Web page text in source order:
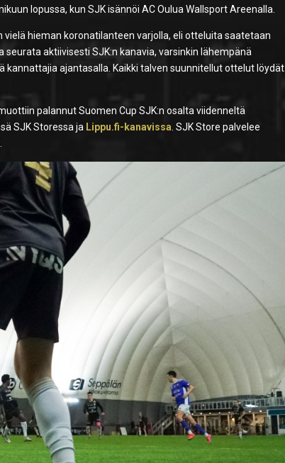
lopussa, kun SJK isännöi AC Oulua Wallsport Areenalla.
hieman koronatilanteen varjolla, eli otteluita saatetaan
aktiivisesti SJK:n kanavia, varsinkin lähempänä
kannattajia ajantasalla. Kaikki talven suunnitellut ottelut löydät
palannut Suomen Cup SJK:n osalta viidenneltä
SJK Storessa ja Lippu.fi-kanavissa. SJK Store palvelee